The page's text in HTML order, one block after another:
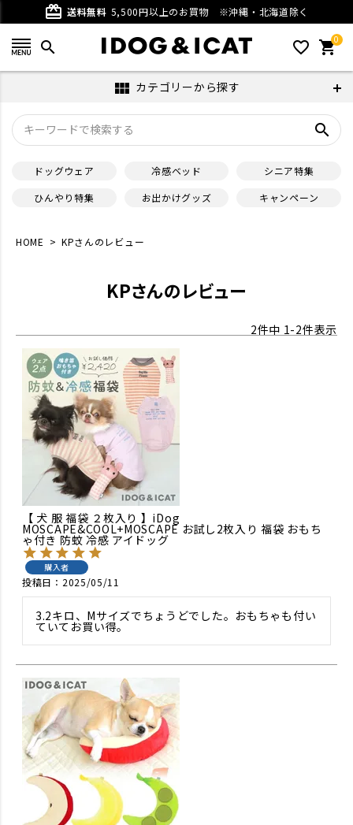
card_giftcard 送料無料 5,500円以上のお買物 ※沖縄・北海道除く
search favorite_outline 0
shopping_cart
view_module カテゴリーから探す
search
ドッグウェア 冷感ベッド
シニア特集
ひんやり特集
お出かけグッズ キャンペーン
HOME KPさんのレビュー
KPさんのレビュー
2件中 1-2件表示
【 犬 服 福袋 ２枚入り 】iDog
MOSCAPE&COOL+MOSCAPE お試し2枚入り 福袋 おもち
ゃ付き 防蚊 冷感 アイドッグ
購入者
投稿日 2025/05/11
3.2キロ、Mサイズでちょうどでした。おもちゃも付い
ていてお買い得。